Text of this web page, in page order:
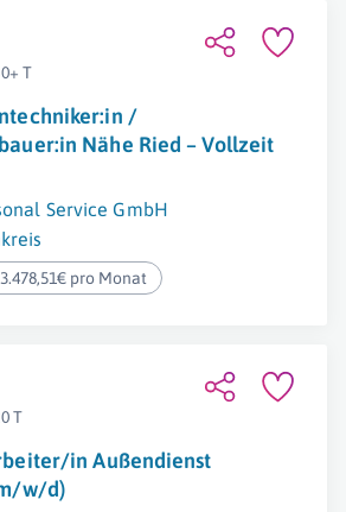
T
/
Nähe Ried – Vollzeit
Service GmbH
pro Monat
T
in Außendienst
w/d)